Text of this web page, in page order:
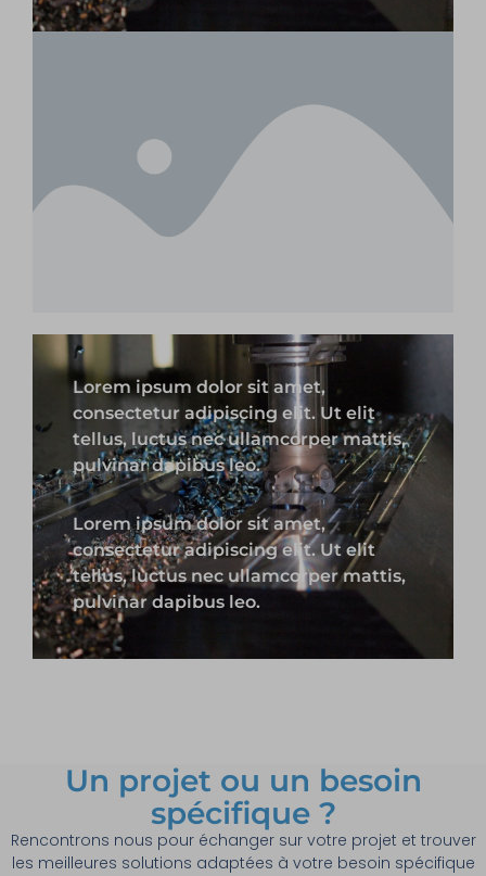
Lorem ipsum dolor sit amet,
consectetur adipiscing elit. Ut elit
tellus, luctus nec ullamcorper mattis,
pulvinar dapibus leo.
Lorem ipsum dolor sit amet,
consectetur adipiscing elit. Ut elit
tellus, luctus nec ullamcorper mattis,
pulvinar dapibus leo.
Un projet ou un besoin
spécifique ?
Rencontrons nous pour échanger sur votre projet et trouver
les meilleures solutions adaptées à votre besoin spécifique